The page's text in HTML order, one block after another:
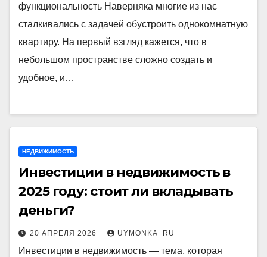
функциональность Наверняка многие из нас
сталкивались с задачей обустроить однокомнатную
квартиру. На первый взгляд кажется, что в
небольшом пространстве сложно создать и
удобное, и…
НЕДВИЖИМОСТЬ
Инвестиции в недвижимость в
2025 году: стоит ли вкладывать
деньги?
20 АПРЕЛЯ 2026 UYMONKA_RU
Инвестиции в недвижимость — тема, которая